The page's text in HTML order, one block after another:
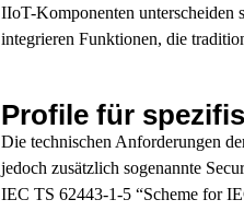
IIoT-Komponenten unterscheiden
integrieren Funktionen, die
Profile für
Die technischen Anforderungen
jedoch zusätzlich sogenannte
IEC TS 62443-1-5 “Scheme for